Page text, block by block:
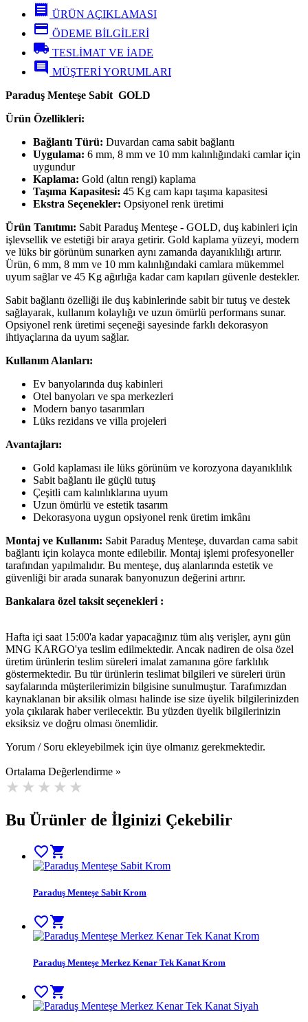
receipt ÜRÜN AÇIKLAMASI
credit_card ÖDEME BİLGİLERİ
local_shipping TESLİMAT VE İADE
comment MÜŞTERİ YORUMLARI
Paraduş Menteşe Sabit GOLD
Ürün Özellikleri:
Bağlantı Türü: Duvardan cama sabit bağlantı
Uygulama: 6 mm, 8 mm ve 10 mm kalınlığındaki camlar için
uygundur
Kaplama: Gold (altın rengi) kaplama
Taşıma Kapasitesi: 45 Kg cam kapı taşıma kapasitesi
Ekstra Seçenekler: Opsiyonel renk üretimi
Ürün Tanıtımı: Sabit Paraduş Menteşe - GOLD, duş kabinleri için
işlevsellik ve estetiği bir araya getirir. Gold kaplama yüzeyi, modern
ve lüks bir görünüm sunarken aynı zamanda dayanıklılığı artırır.
Ürün, 6 mm, 8 mm ve 10 mm kalınlığındaki camlara mükemmel
uyum sağlar ve 45 Kg ağırlığa kadar cam kapıları güvenle destekler.
Sabit bağlantı özelliği ile duş kabinlerinde sabit bir tutuş ve destek
sağlayarak, kullanım kolaylığı ve uzun ömürlü performans sunar.
Opsiyonel renk üretimi seçeneği sayesinde farklı dekorasyon
ihtiyaçlarına da uyum sağlar.
Kullanım Alanları:
Ev banyolarında duş kabinleri
Otel banyoları ve spa merkezleri
Modern banyo tasarımları
Lüks rezidans ve villa projeleri
Avantajları:
Gold kaplaması ile lüks görünüm ve korozyona dayanıklılık
Sabit bağlantı ile güçlü tutuş
Çeşitli cam kalınlıklarına uyum
Uzun ömürlü ve estetik tasarım
Dekorasyona uygun opsiyonel renk üretim imkânı
Montaj ve Kullanım: Sabit Paraduş Menteşe, duvardan cama sabit
bağlantı için kolayca monte edilebilir. Montaj işlemi profesyoneller
tarafından yapılmalıdır. Bu menteşe, duş alanlarında estetik ve
güvenliği bir arada sunarak banyonuzun değerini artırır.
Bankalara özel taksit seçenekleri :
Hafta içi saat 15:00'a kadar yapacağınız tüm alış verişler, aynı gün
MNG KARGO'ya teslim edilmektedir. Ancak nadiren de olsa özel
üretim ürünlerin teslim süreleri imalat zamanına göre farklılık
göstermektedir. Bu tür ürünlerin teslimat bilgileri ve süreleri ürün
sayfalarında müşterilerimizin bilgisine sunulmuştur. Tarafımızdan
kaynaklanan bir aksilik olması halinde ise size üyelik bilgilerinizden
yola çıkılarak haber verilecektir. Bu yüzden üyelik bilgilerinizin
eksiksiz ve doğru olması önemlidir.
Yorum / Soru ekleyebilmek için üye olmanız gerekmektedir.
Ortalama Değerlendirme »
Bu Ürünler de İlginizi Çekebilir
favorite_bordershopping_cart
Paraduş Menteşe Sabit Krom
favorite_bordershopping_cart
Paraduş Menteşe Merkez Kenar Tek Kanat Krom
favorite_bordershopping_cart